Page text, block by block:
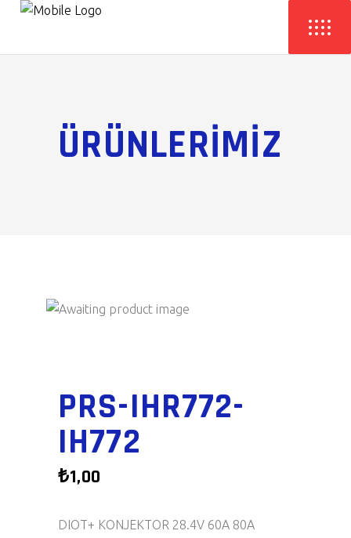
ÜRÜNLERİMİZ
PRS-IHR772-
IH772
₺1,00
DIOT+ KONJEKTOR 28.4V 60A 80A